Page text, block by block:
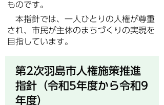
ものです。
本指針では、一人ひとりの人権が尊重
され、市民が主体のまちづくりの実現を
目指しています。
第2次羽島市人権施策推進
指針（令和5年度から令和9
年度）